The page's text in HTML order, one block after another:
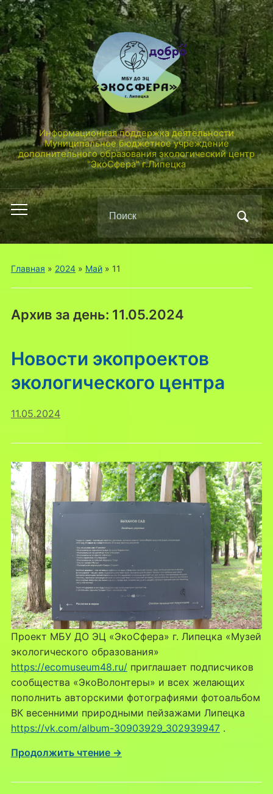
Информационная поддержка деятельности
Муниципальное бюджетное учреждение
дополнительного образования экологический центр
"ЭкоСфера" г.Липецка
Переключить
мобильное
меню
Поиск
по:
Главная » 2024» Май» 11
Архив за день: 11.05.2024
Новости экопроектов
экологического центра
11.05.2024
Проект МБУ ДО ЭЦ «ЭкоСфера» г. Липецка «Музей
экологического образования»
https://ecomuseum48.ru/приглашает подписчиков
сообщества «ЭкоВолонтеры» и всех желающих
пополнить авторскими фотографиями фотоальбом
ВК весенними природными пейзажами Липецка
https://vk.com/album-30903929_302939947.
Продолжить чтение →